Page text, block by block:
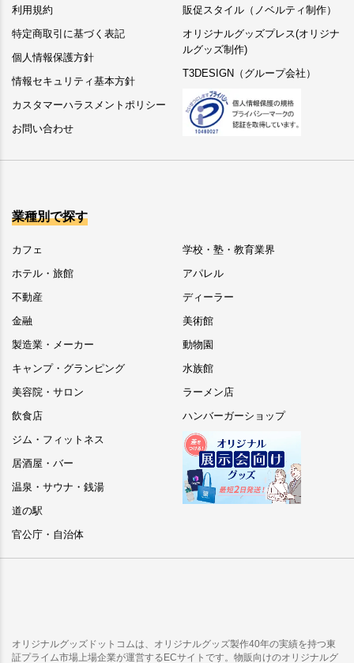
利用規約
特定商取引に基づく表記
個人情報保護方針
情報セキュリティ基本方針
カスタマーハラスメントポリシー
お問い合わせ
販促スタイル（ノベルティ制作）
オリジナルグッズプレス(オリジナ
ルグッズ制作)
T3DESIGN（グループ会社）
業種別で探す
カフェ
ホテル・旅館
不動産
金融
製造業・メーカー
キャンプ・グランピング
美容院・サロン
飲食店
ジム・フィットネス
居酒屋・バー
温泉・サウナ・銭湯
道の駅
官公庁・自治体
学校・塾・教育業界
アパレル
ディーラー
美術館
動物園
水族館
ラーメン店
ハンバーガーショップ
オリジナルグッズドットコムは、オリジナルグッズ製作40年の実績を持つ東
証プライム市場上場企業が運営するECサイトです。物販向けのオリジナルグ